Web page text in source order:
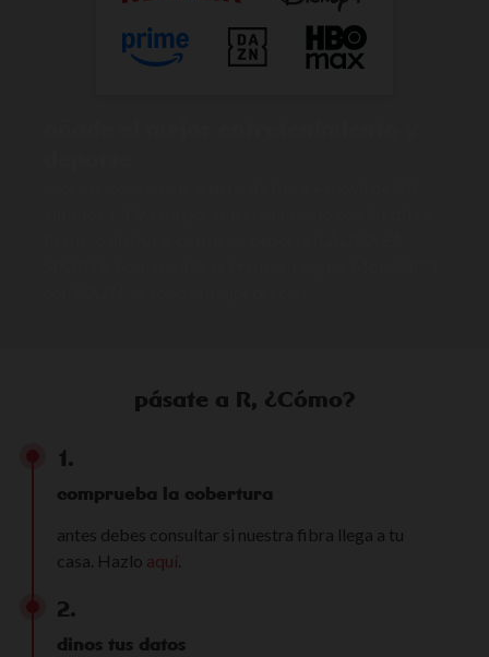
pásate a R, ¿Cómo?
1.
comprueba la cobertura
antes debes consultar si nuestra fibra llega a tu
casa. Hazlo aquí.
2.
dinos tus datos